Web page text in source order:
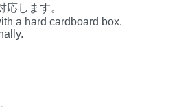
応します。
a hard cardboard box.